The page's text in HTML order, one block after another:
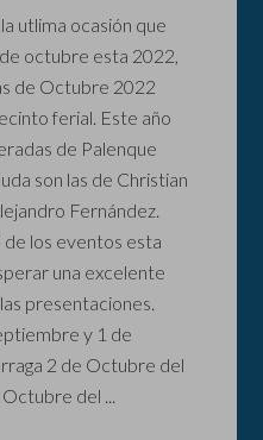
utlima ocasión que
octubre esta 2022,
de Octubre 2022
ferial. Este año
de Palenque
son las de Christian
Fernández.
los eventos esta
una excelente
presentaciones.
y 1 de
2 de Octubre del
del ...